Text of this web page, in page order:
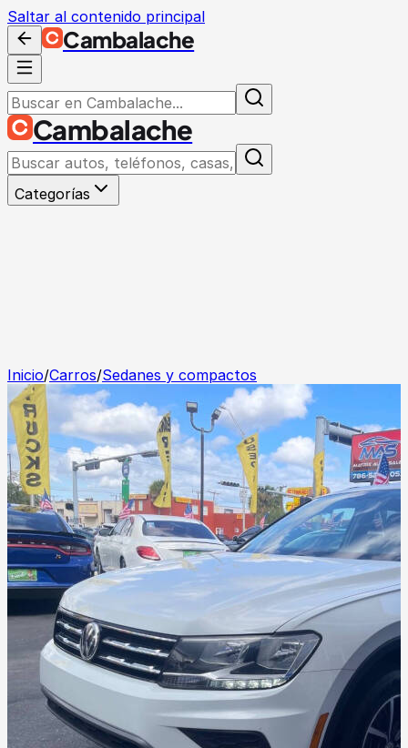
Saltar al contenido principal
Cambalache
Cambalache
Categorías
Inicio/Carros/Sedanes y compactos